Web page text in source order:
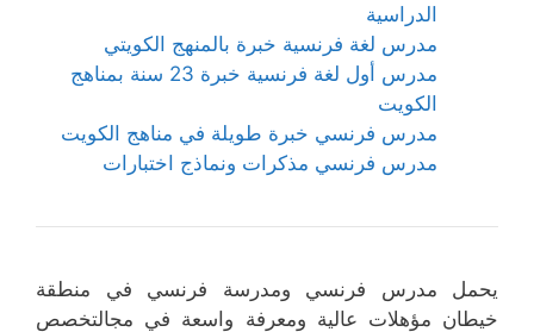
الدراسية
مدرس لغة فرنسية خبرة بالمنهج الكويتي
مدرس أول لغة فرنسية خبرة 23 سنة بمناهج
الكويت
مدرس فرنسي خبرة طويلة في مناهج الكويت
مدرس فرنسي مذكرات ونماذج اختبارات
يحمل مدرس فرنسي ومدرسة فرنسي في منطقة
خيطان مؤهلات عالية ومعرفة واسعة في مجالتخصص